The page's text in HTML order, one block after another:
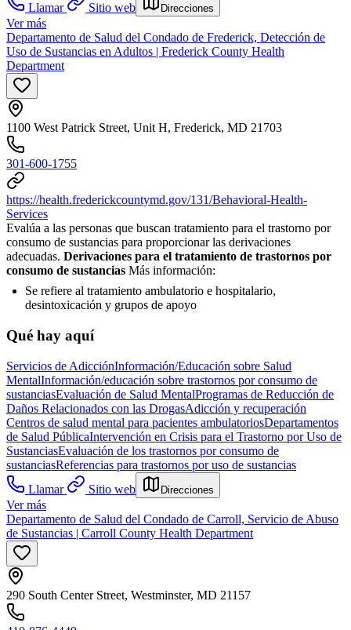
Llamar
Sitio web Direcciones
Ver más
Departamento de Salud del Condado de Frederick, Detección de
Uso de Sustancias en Adultos | Frederick County Health
Department
1100 West Patrick Street, Unit H, Frederick, MD 21703
301-600-1755
https://health.frederickcountymd.gov/131/Behavioral-Health-
Services
Evalúa a las personas que buscan tratamiento para el trastorno por
consumo de sustancias para proporcionar las derivaciones
adecuadas. Derivaciones para el tratamiento de trastornos por
consumo de sustancias Más información:
Se refiere al tratamiento ambulatorio e hospitalario,
desintoxicación y grupos de apoyo
Qué hay aquí
Servicios de AdicciónInformación/Educación sobre Salud
MentalInformación/educación sobre trastornos por consumo de
sustanciasEvaluación de Salud MentalProgramas de Reducción de
Daños Relacionados con las DrogasAdicción y recuperación
Centros de salud mental para pacientes ambulatoriosDepartamentos
de Salud PúblicaIntervención en Crisis para el Trastorno por Uso de
SustanciasEvaluación de los trastornos por consumo de
sustanciasReferencias para trastornos por uso de sustancias
Llamar
Sitio web Direcciones
Ver más
Departamento de Salud del Condado de Carroll, Servicio de Abuso
de Sustancias | Carroll County Health Department
290 South Center Street, Westminster, MD 21157